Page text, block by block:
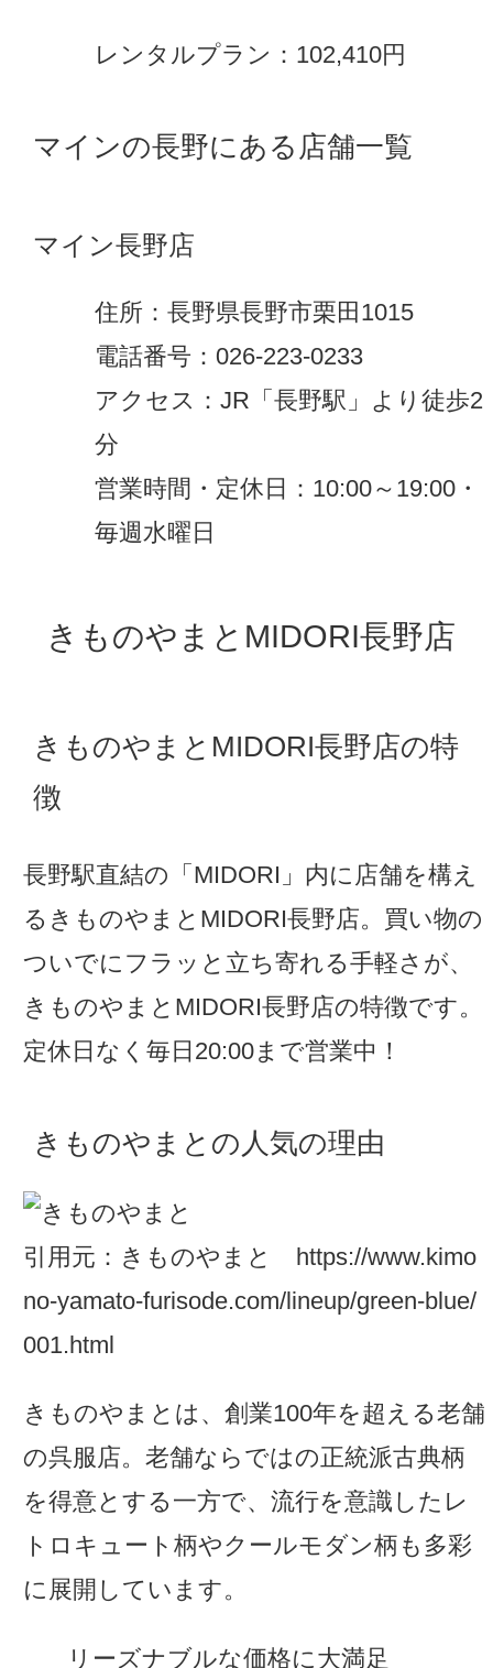
レンタルプラン：102,410円
マインの長野にある店舗一覧
マイン長野店
住所：長野県長野市栗田1015
電話番号：026-223-0233
アクセス：JR「長野駅」より徒歩2
分
営業時間・定休日：10:00～19:00・
毎週水曜日
きものやまとMIDORI長野店
きものやまとMIDORI長野店の特
徴
長野駅直結の「MIDORI」内に店舗を構え
るきものやまとMIDORI長野店。買い物の
ついでにフラッと立ち寄れる手軽さが、
きものやまとMIDORI長野店の特徴です。
定休日なく毎日20:00まで営業中！
きものやまとの人気の理由
引用元：きものやまと https://www.kimo
no-yamato-furisode.com/lineup/green-blue/
001.html
きものやまとは、創業100年を超える老舗
の呉服店。老舗ならではの正統派古典柄
を得意とする一方で、流行を意識したレ
トロキュート柄やクールモダン柄も多彩
に展開しています。
リーズナブルな価格に大満足